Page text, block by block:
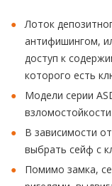
Лоток
антифишингом,
доступ к
которого есть
Модели серии
В зависимости
выбрать сейф с
Помимо замка,